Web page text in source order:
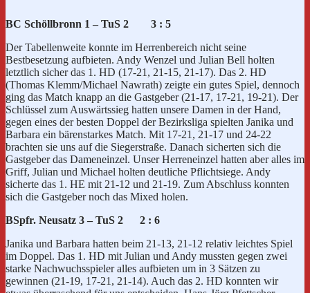
BC Schöllbronn 1 – TuS 2 3 : 5
Der Tabellenweite konnte im Herrenbereich nicht seine
Bestbesetzung aufbieten. Andy Wenzel und Julian Bell holten
letztlich sicher das 1. HD (17-21, 21-15, 21-17). Das 2. HD
(Thomas Klemm/Michael Nawrath) zeigte ein gutes Spiel, dennoch
ging das Match knapp an die Gastgeber (21-17, 17-21, 19-21). Der
Schlüssel zum Auswärtssieg hatten unsere Damen in der Hand,
gegen eines der besten Doppel der Bezirksliga spielten Janika und
Barbara ein bärenstarkes Match. Mit 17-21, 21-17 und 24-22
brachten sie uns auf die Siegerstraße. Danach sicherten sich die
Gastgeber das Dameneinzel. Unser Herreneinzel hatten aber alles im
Griff, Julian und Michael holten deutliche Pflichtsiege. Andy
sicherte das 1. HE mit 21-12 und 21-19. Zum Abschluss konnten
sich die Gastgeber noch das Mixed holen.
BSpfr. Neusatz 3 – TuS 2 2 : 6
Janika und Barbara hatten beim 21-13, 21-12 relativ leichtes Spiel
im Doppel. Das 1. HD mit Julian und Andy mussten gegen zwei
starke Nachwuchsspieler alles aufbieten um in 3 Sätzen zu
gewinnen (21-19, 17-21, 21-14). Auch das 2. HD konnten wir